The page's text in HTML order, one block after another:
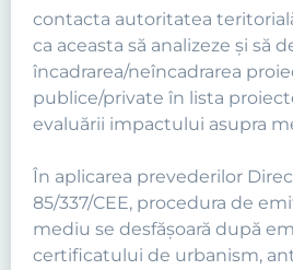
contacta autoritatea
ca aceasta să analizeze şi să
încadrarea/neîncadrarea
publice/private în lista
evaluării impactului asupra
În aplicarea prevederilor
85/337/CEE, procedura de
mediu se desfăşoară după
certificatului de urbanism,